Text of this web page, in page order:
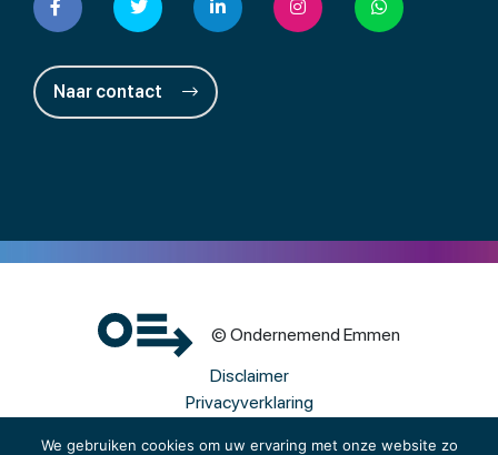
We gebruiken cookies om uw ervaring met onze website zo
Naar contact
© Ondernemend Emmen
Disclaimer
Privacyverklaring